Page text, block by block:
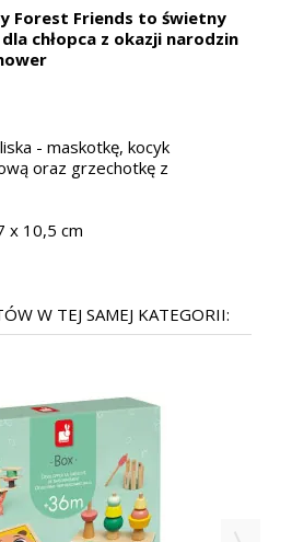
Forest Friends to świetny
chłopca z okazji narodzin
- maskotkę, kocyk
oraz grzechotkę z
x 10,5 cm
W TEJ SAMEJ KATEGORII: